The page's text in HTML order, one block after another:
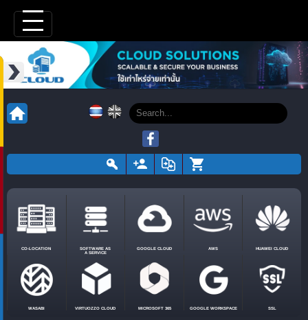
CO-LOCATION
SOFTWARE AS
A SERVICE
GOOGLE CLOUD AWS HUAWEI CLOUD
WASABI VIRTUOZZO CLOUD MICROSOFT 365 GOOGLE WORKSPACE SSL